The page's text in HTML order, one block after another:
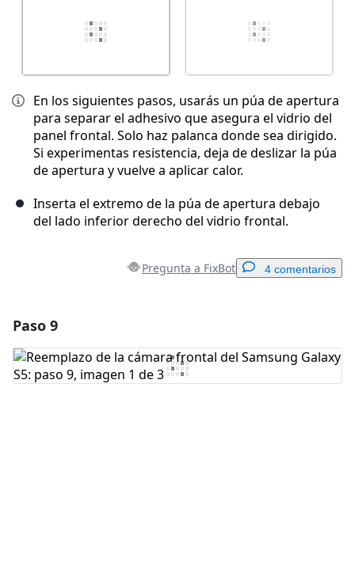
En los siguientes pasos, usarás un púa de apertura
para separar el adhesivo que asegura el vidrio del
panel frontal. Solo haz palanca donde sea dirigido.
Si experimentas resistencia, deja de deslizar la púa
de apertura y vuelve a aplicar calor.
Inserta el extremo de la púa de apertura debajo
del lado inferior derecho del vidrio frontal.
Pregunta a FixBot 4 comentarios
Agregar Comentario
Paso 9